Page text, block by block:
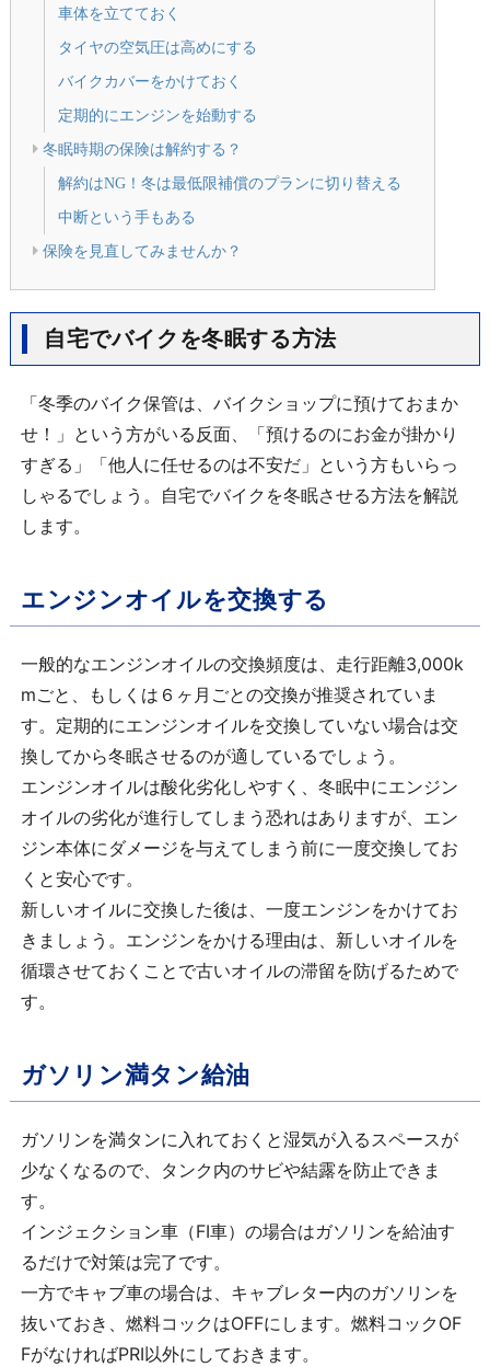
車体を立てておく
タイヤの空気圧は高めにする
バイクカバーをかけておく
定期的にエンジンを始動する
冬眠時期の保険は解約する？
解約はNG！冬は最低限補償のプランに切り替える
中断という手もある
保険を見直してみませんか？
自宅でバイクを冬眠する方法
「冬季のバイク保管は、バイクショップに預けておまか
せ！」という方がいる反面、「預けるのにお金が掛かり
すぎる」「他人に任せるのは不安だ」という方もいらっ
しゃるでしょう。自宅でバイクを冬眠させる方法を解説
します。
エンジンオイルを交換する
一般的なエンジンオイルの交換頻度は、走行距離3,000k
mごと、もしくは６ヶ月ごとの交換が推奨されていま
す。定期的にエンジンオイルを交換していない場合は交
換してから冬眠させるのが適しているでしょう。
エンジンオイルは酸化劣化しやすく、冬眠中にエンジン
オイルの劣化が進行してしまう恐れはありますが、エン
ジン本体にダメージを与えてしまう前に一度交換してお
くと安心です。
新しいオイルに交換した後は、一度エンジンをかけてお
きましょう。エンジンをかける理由は、新しいオイルを
循環させておくことで古いオイルの滞留を防げるためで
す。
ガソリン満タン給油
ガソリンを満タンに入れておくと湿気が入るスペースが
少なくなるので、タンク内のサビや結露を防止できま
す。
インジェクション車（FI車）の場合はガソリンを給油す
るだけで対策は完了です。
一方でキャブ車の場合は、キャブレター内のガソリンを
抜いておき、燃料コックはOFFにします。燃料コックOF
FがなければPRI以外にしておきます。